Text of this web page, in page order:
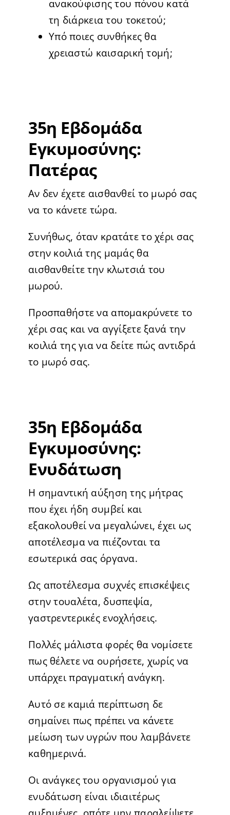
ανακούφισης του πόνου κατά
τη διάρκεια του τοκετού;
Υπό ποιες συνθήκες θα
χρειαστώ καισαρική τομή;
35η Εβδομάδα
Εγκυμοσύνης:
Πατέρας
Αν δεν έχετε αισθανθεί το μωρό σας
να το κάνετε τώρα.
Συνήθως, όταν κρατάτε το χέρι σας
στην κοιλιά της μαμάς θα
αισθανθείτε την κλωτσιά του
μωρού.
Προσπαθήστε να απομακρύνετε το
χέρι σας και να αγγίξετε ξανά την
κοιλιά της για να δείτε πώς αντιδρά
το μωρό σας.
35η Εβδομάδα
Εγκυμοσύνης:
Ενυδάτωση
Η σημαντική αύξηση της μήτρας
που έχει ήδη συμβεί και
εξακολουθεί να μεγαλώνει, έχει ως
αποτέλεσμα να πιέζονται τα
εσωτερικά σας όργανα.
Ως αποτέλεσμα συχνές επισκέψεις
στην τουαλέτα, δυσπεψία,
γαστρεντερικές ενοχλήσεις.
Πολλές μάλιστα φορές θα νομίσετε
πως θέλετε να ουρήσετε, χωρίς να
υπάρχει πραγματική ανάγκη.
Αυτό σε καμιά περίπτωση δε
σημαίνει πως πρέπει να κάνετε
μείωση των υγρών που λαμβάνετε
καθημερινά.
Οι ανάγκες του οργανισμού για
ενυδάτωση είναι ιδιαιτέρως